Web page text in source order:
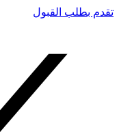
تقدم بطلب القبول